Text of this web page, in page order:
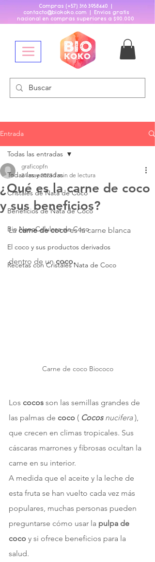
Compras (+57) 316 3958440
contacto@biokoko. com | Envios gratis
nacional en compras superiores a $90 000
Entrada
Todas las entradas
Cristales de Nata de Coco
Beneficios de Nata de Coco
Bio NanoCelulosa de Coco
El coco y sus productos derivados
Recetas con Cristales Nata de Coco
Todas las entradas
¿Qué es la carne de coco
y sus beneficios?
graficopfn
24 may 2023 7 min de lectura
La carne de coco es la carne blanca
dentro de un coco.
Carne de coco Biococo
Los cocos son las semillas grandes de
las palmas de coco ( Cocos nucifera ),
que crecen en climas tropicales. Sus
cáscaras marrones y fibrosas ocultan la
carne en su interior.
A medida que el aceite y la leche de
esta fruta se han vuelto cada vez más
populares, muchas personas pueden
preguntarse cómo usar la pulpa de
coco y si ofrece beneficios para la
salud.